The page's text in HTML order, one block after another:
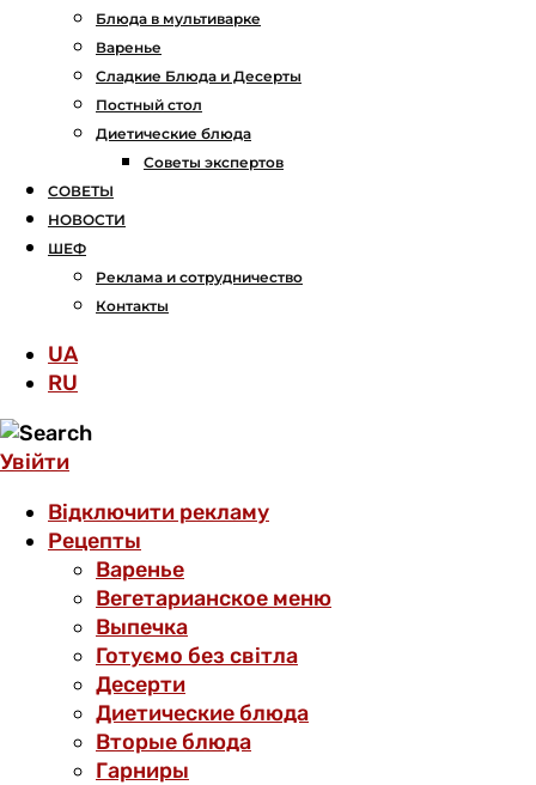
Блюда в мультиварке
Варенье
Сладкие Блюда и Десерты
Постный стол
Диетические блюда
Советы экспертов
СОВЕТЫ
НОВОСТИ
ШЕФ
Реклама и сотрудничество
Контакты
UA
RU
Увійти
Відключити рекламу
Рецепты
Варенье
Вегетарианское меню
Выпечка
Готуємо без світла
Десерти
Диетические блюда
Вторые блюда
Гарниры